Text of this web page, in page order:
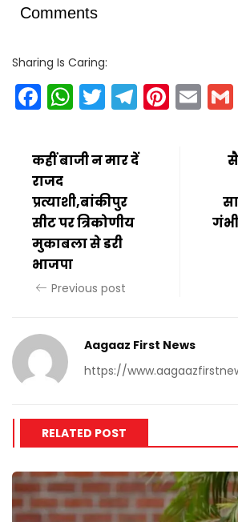
Comments
Sharing Is Caring:
Facebook
WhatsApp
Twitter
कहीं बाजी न मार दें
राजद
प्रत्याशी,बांकीपुर
सीट पर त्रिकोणीय
मुकाबला से डरी
भाजपा
Previous post
Aagaaz First News
https://
RELATED POST